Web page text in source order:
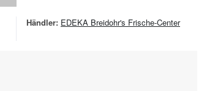
Händler: EDEKA Breidohr's Frische-Center